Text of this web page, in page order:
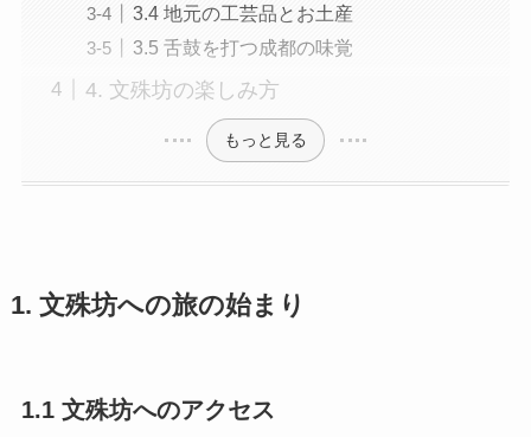
3.4 地元の工芸品とお土産
3.5 舌鼓を打つ成都の味覚
4. 文殊坊の楽しみ方
もっと見る
1. 文殊坊への旅の始まり
1.1 文殊坊へのアクセス